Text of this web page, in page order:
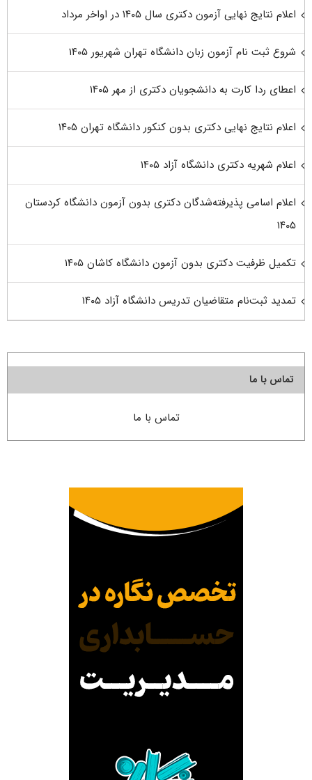
اعلام نتایج نهایی آزمون دکتری سال ۱۴۰۵ در اواخر مرداد
شروع ثبت نام آزمون زبان دانشگاه تهران شهریور ۱۴۰۵
اعطای ردا کارت به دانشجویان دکتری از مهر ۱۴۰۵
اعلام نتایج نهایی دکتری بدون کنکور دانشگاه تهران ۱۴۰۵
اعلام شهریه دکتری دانشگاه آزاد ۱۴۰۵
اعلام اسامی پذیرفته‌شدگان دکتری بدون آزمون دانشگاه کردستان
۱۴۰۵
تکمیل ظرفیت دکتری بدون آزمون دانشگاه کاشان ۱۴۰۵
تمدید ثبت‌نام متقاضیان تدریس دانشگاه آزاد ۱۴۰۵
تماس با ما
تماس با ما